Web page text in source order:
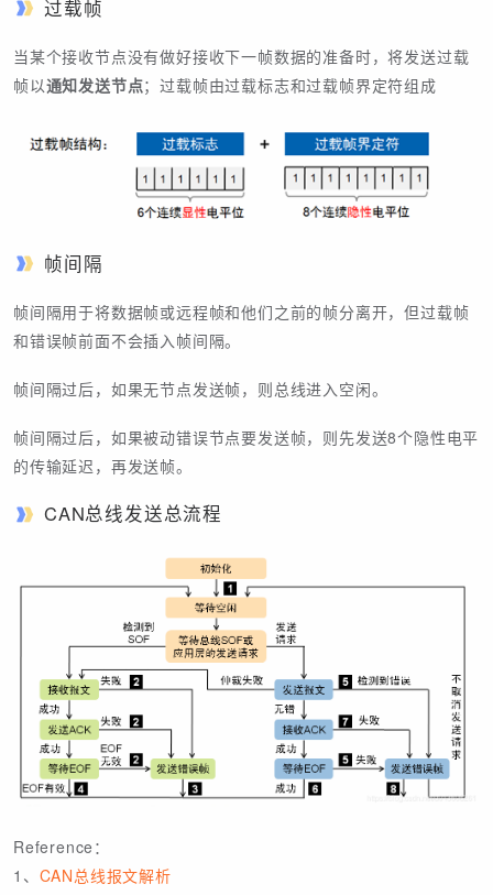
过载帧
当某个接收节点没有做好接收下一帧数据的准备时，将发送过载
帧以通知发送节点；过载帧由过载标志和过载帧界定符组成
帧间隔
帧间隔用于将数据帧或远程帧和他们之前的帧分离开，但过载帧
和错误帧前面不会插入帧间隔。
帧间隔过后，如果无节点发送帧，则总线进入空闲。
帧间隔过后，如果被动错误节点要发送帧，则先发送8个隐性电平
的传输延迟，再发送帧。
CAN总线发送总流程
Reference：
1、 CAN总线报文解析